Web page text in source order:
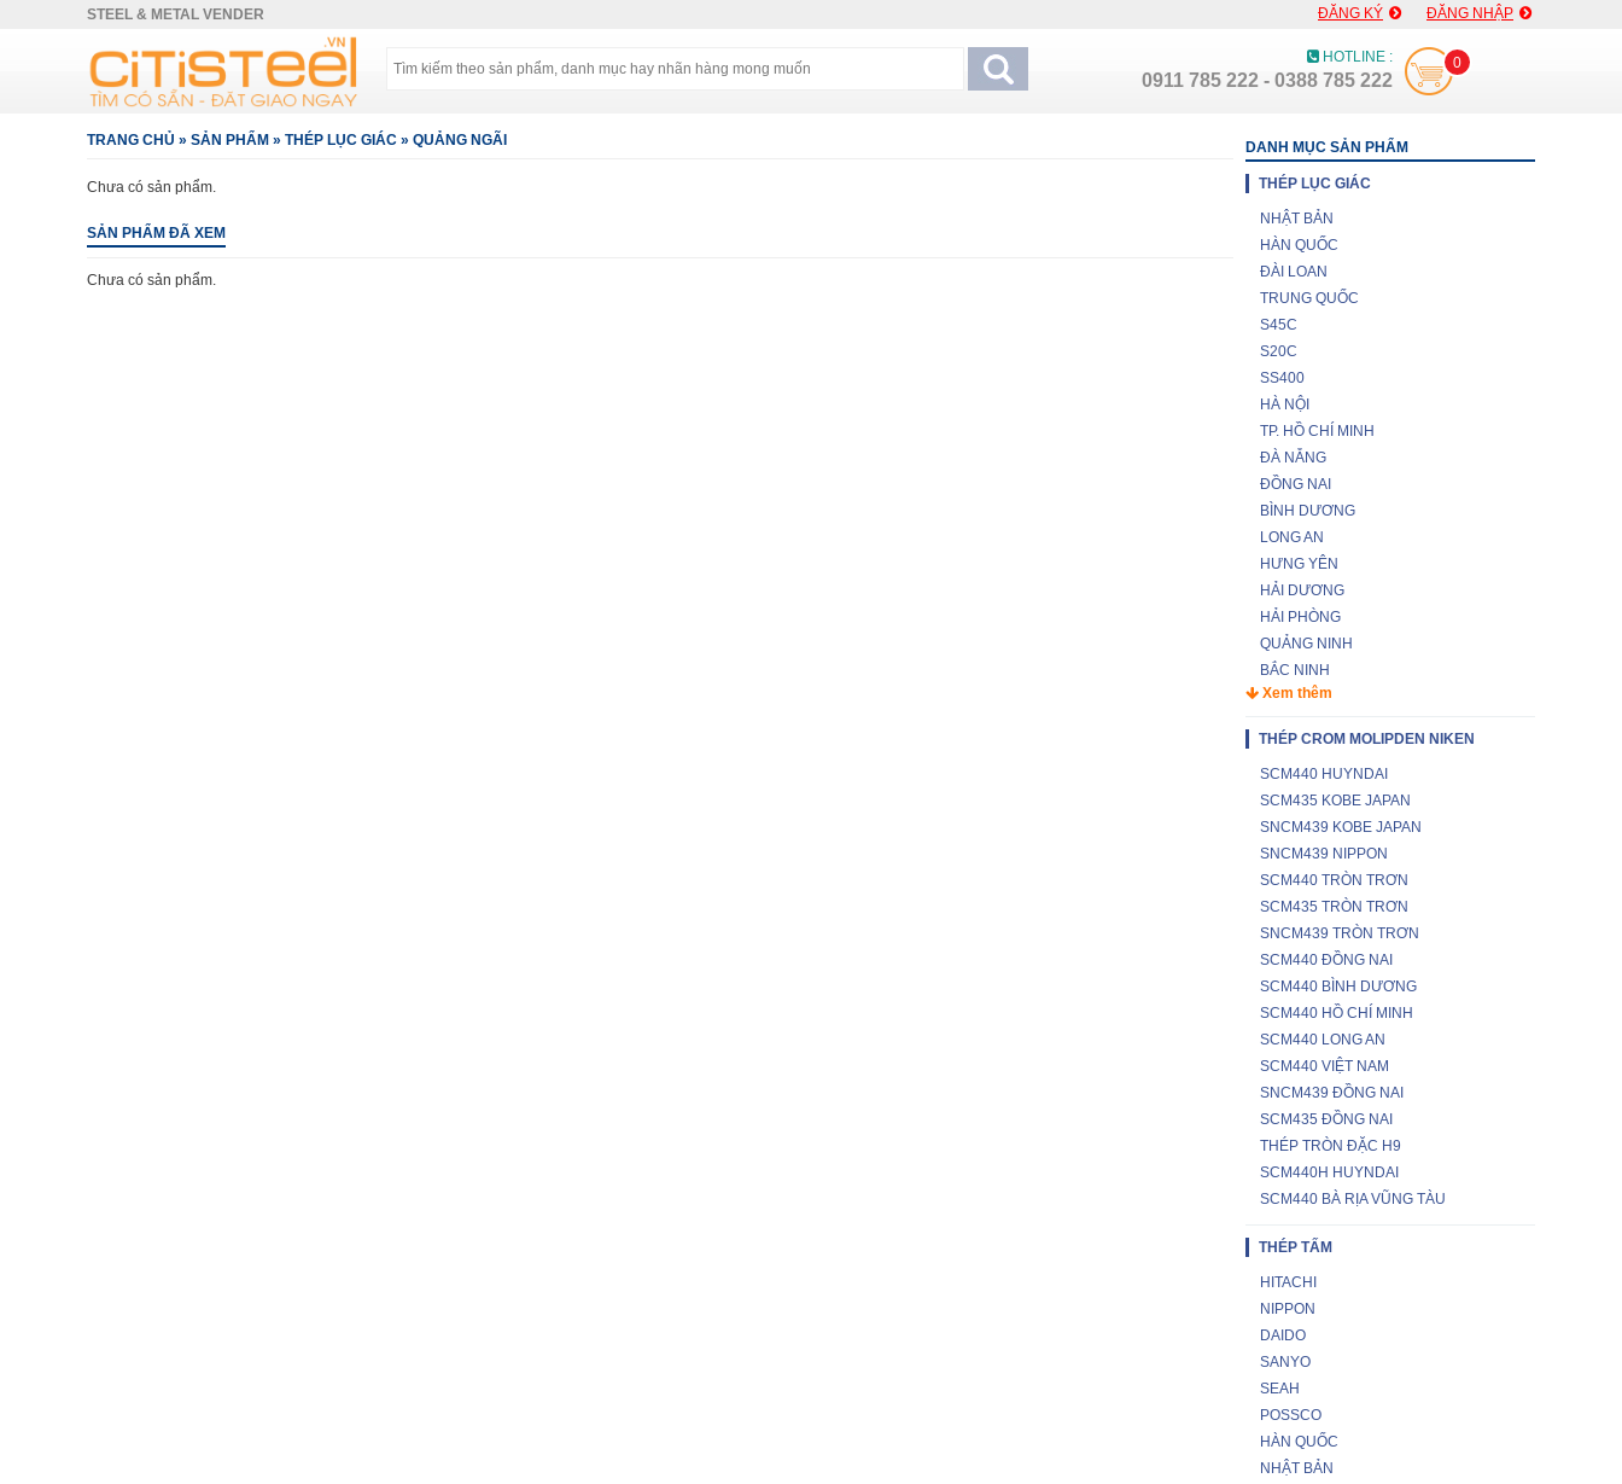
STEEL & METAL VENDER ĐĂNG KÝ ĐĂNG NHẬP
HOTLINE :
0911 785 222 - 0388 785 222
0
TRANG CHỦ » SẢN PHẨM » THÉP LỤC GIÁC » QUẢNG NGÃI
Chưa có sản phẩm.
SẢN PHẨM ĐÃ XEM
Chưa có sản phẩm.
DANH MỤC SẢN PHẨM
THÉP LỤC GIÁC
NHẬT BẢN
HÀN QUỐC
ĐÀI LOAN
TRUNG QUỐC
S45C
S20C
SS400
HÀ NỘI
TP. HỒ CHÍ MINH
ĐÀ NẴNG
ĐỒNG NAI
BÌNH DƯƠNG
LONG AN
HƯNG YÊN
HẢI DƯƠNG
HẢI PHÒNG
QUẢNG NINH
BẮC NINH
Xem thêm
THÉP CROM MOLIPDEN NIKEN
SCM440 HUYNDAI
SCM435 KOBE JAPAN
SNCM439 KOBE JAPAN
SNCM439 NIPPON
SCM440 TRÒN TRƠN
SCM435 TRÒN TRƠN
SNCM439 TRÒN TRƠN
SCM440 ĐỒNG NAI
SCM440 BÌNH DƯƠNG
SCM440 HỒ CHÍ MINH
SCM440 LONG AN
SCM440 VIỆT NAM
SNCM439 ĐỒNG NAI
SCM435 ĐỒNG NAI
THÉP TRÒN ĐẶC H9
SCM440H HUYNDAI
SCM440 BÀ RỊA VŨNG TÀU
THÉP TẤM
HITACHI
NIPPON
DAIDO
SANYO
SEAH
POSSCO
HÀN QUỐC
NHẬT BẢN